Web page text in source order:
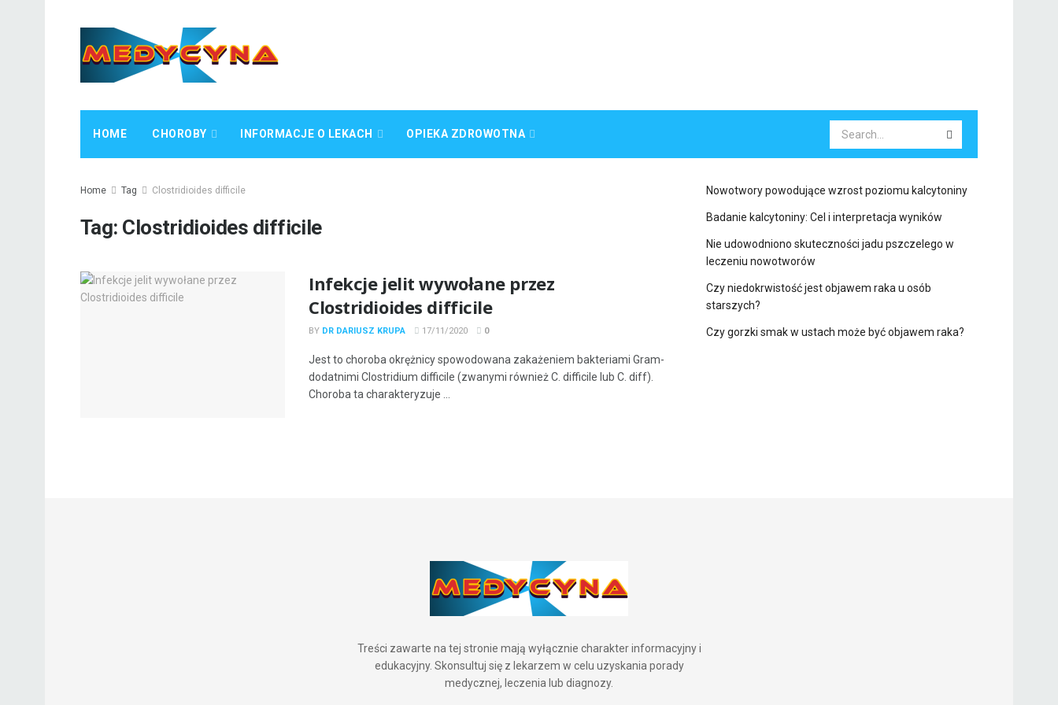
HOME CHOROBY INFORMACJE O LEKACH OPIEKA ZDROWOTNA
Home Tag Clostridioides difficile
Tag: Clostridioides difficile
Infekcje jelit wywołane przez
Clostridioides difficile
BY DR DARIUSZ KRUPA 17/11/2020 0
Jest to choroba okrężnicy spowodowana zakażeniem bakteriami Gram-
dodatnimi Clostridium difficile (zwanymi również C. difficile lub C. diff).
Choroba ta charakteryzuje ...
Nowotwory powodujące wzrost poziomu kalcytoniny
Badanie kalcytoniny: Cel i interpretacja wyników
Nie udowodniono skuteczności jadu pszczelego w
leczeniu nowotworów
Czy niedokrwistość jest objawem raka u osób
starszych?
Czy gorzki smak w ustach może być objawem raka?
Treści zawarte na tej stronie mają wyłącznie charakter informacyjny i
edukacyjny. Skonsultuj się z lekarzem w celu uzyskania porady
medycznej, leczenia lub diagnozy.